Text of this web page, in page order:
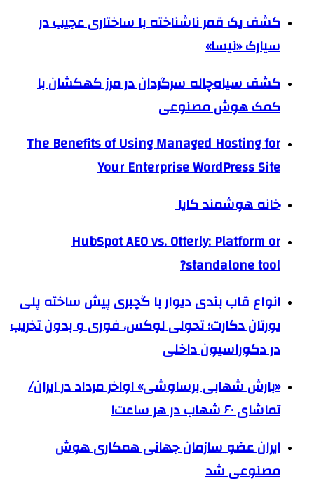
کشف یک قمر ناشناخته با ساختاری عجیب در
سیارک «نیسا»
کشف سیاه‌چاله سرگردان در مرز کهکشان با
کمک هوش مصنوعی
The Benefits of Using Managed Hosting for
Your Enterprise WordPress Site
خانه هوشمند کایا
HubSpot AEO vs. Otterly: Platform or
standalone tool?
انواع قاب بندی دیوار با گچبری پیش ساخته پلی
یورتان دکارت؛ تحولی لوکس، فوری و بدون تخریب
در دکوراسیون داخلی
«بارش شهابی برساوشی» اواخر مرداد در ایران/
تماشای ۶۰ شهاب در هر ساعت!
ایران عضو سازمان جهانی همکاری هوش
مصنوعی شد